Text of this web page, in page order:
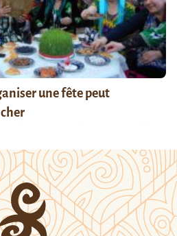
une fête peut